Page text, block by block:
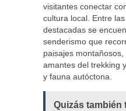
visitantes conectar
cultura local. Entre
destacadas se
senderismo que
paisajes
amantes del trekking
y fauna autóctona.
Quizás también